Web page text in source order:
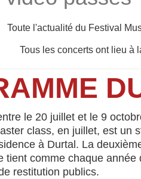
Toute l'actualité du Festival
Tous les concerts ont lieu à
le 20 juillet et le 9
class, en juillet, est un
à Durtal. La
tient comme chaque
restitution publics.